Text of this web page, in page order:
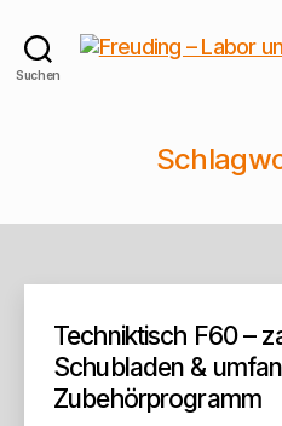
Suchen
Techniktisch F60 –
Schubladen &
Zubehörprogramm